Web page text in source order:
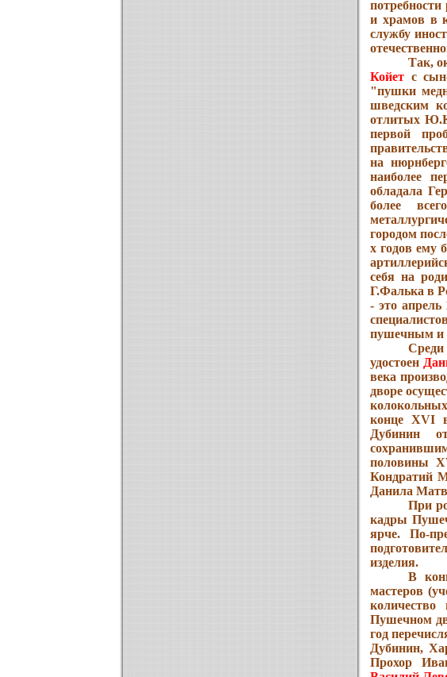
и храмов в
службу
Так,
Койет с
"пушки
шведским
отлитых
первой
на
наиболее
обладала
более
городом
х годов ему
себя на
Г.Фалька в
- это
пушечным и
удостоен
века
дворе
конце XVI
Дубинин
половины
Кондратий
Данила
При
кадры
ярче. По-
изделия.
В
мастеров
Пушечном
год
Дубинин,
Прохор